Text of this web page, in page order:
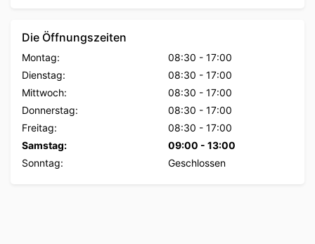
Die Öffnungszeiten
Montag: 08:30 - 17:00
Dienstag:
08:30 - 17:00
Mittwoch:
08:30 - 17:00
Donnerstag:
08:30 - 17:00
Freitag:
08:30 - 17:00
Samstag:
09:00 - 13:00
Sonntag:
Geschlossen